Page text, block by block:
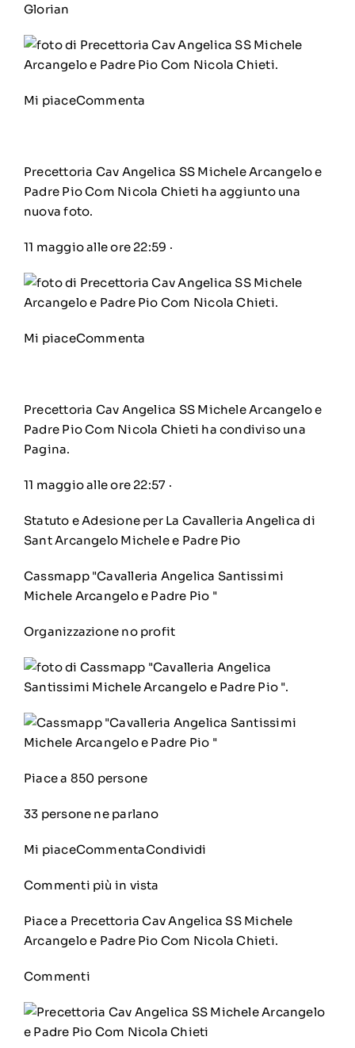
Glorian
Mi piaceCommenta
Precettoria Cav Angelica SS Michele Arcangelo e
Padre Pio Com Nicola Chieti ha aggiunto una
nuova foto.
11 maggio alle ore 22:59 ·
Mi piaceCommenta
Precettoria Cav Angelica SS Michele Arcangelo e
Padre Pio Com Nicola Chieti ha condiviso una
Pagina.
11 maggio alle ore 22:57 ·
Statuto e Adesione per La Cavalleria Angelica di
Sant Arcangelo Michele e Padre Pio
Cassmapp "Cavalleria Angelica Santissimi
Michele Arcangelo e Padre Pio "
Organizzazione no profit
Piace a 850 persone
33 persone ne parlano
Mi piaceCommentaCondividi
Commenti più in vista
Piace a Precettoria Cav Angelica SS Michele
Arcangelo e Padre Pio Com Nicola Chieti.
Commenti